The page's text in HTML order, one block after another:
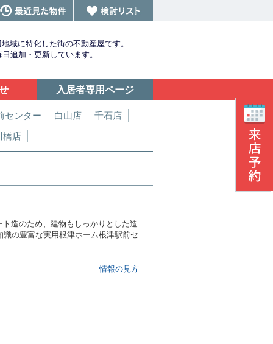
域に特化した街の不動産屋です。
追加・更新しています。
入居者専用ページ
センター 白山店
千石店
橋店
造のため、建物もしっかりとした造
の豊富な実用根津ホーム根津駅前セ
情報の見方